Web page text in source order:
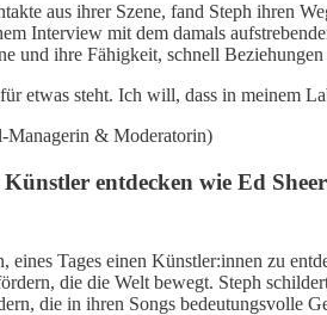
aus ihrer Szene, fand Steph ihren
Interview mit dem damals
und ihre Fähigkeit, schnell
etwas steht. Ich will, dass in meinem
Managerin & Moderatorin)
entdecken wie Ed
eines Tages einen Künstler:innen zu
die die Welt bewegt. Steph
die in ihren Songs bedeutungsvolle